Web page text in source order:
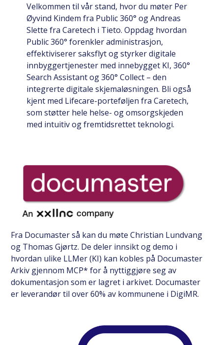
Velkommen til vår stand, hvor du møter Per
Øyvind Kindem fra Public 360° og Andreas
Slette fra Caretech i Tieto. Oppdag hvordan
Public 360° forenkler administrasjon,
effektiviserer saksflyt og styrker digitale
innbyggertjenester med innebygget KI, 360°
Search Assistant og 360° Collect – den
integrerte digitale skjemaløsningen. Bli også
kjent med Lifecare-porteføljen fra Caretech,
som støtter hele helse- og omsorgskjeden
med intuitiv og fremtidsrettet teknologi.
Fra Documaster så kan du møte Christian Lundvang
og Thomas Gjørtz. De deler innsikt og demo i
hvordan ulike LLMer (KI) kan kobles på Documaster
Arkiv gjennom MCP* for å nyttiggjøre seg av
dokumentasjon som er lagret i arkivet. Documaster
er leverandør til over 60% av kommunene i DigiMR.